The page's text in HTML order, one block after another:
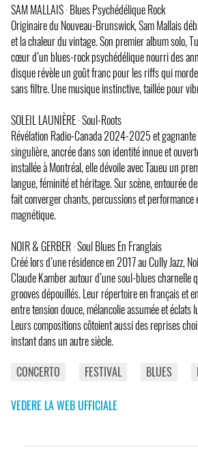
SAM MALLAIS · Blues Psychédélique Rock
Originaire du Nouveau-Brunswick, Sam Mallais
et la chaleur du vintage. Son premier album solo,
cœur d’un blues-rock psychédélique nourri des
disque révèle un goût franc pour les riffs qui
sans filtre. Une musique instinctive, taillée pour
SOLEIL LAUNIÈRE · Soul-Roots
Révélation Radio-Canada 2024-2025 et
singulière, ancrée dans son identité innue et
installée à Montréal, elle dévoile avec Taueu un
langue, féminité et héritage. Sur scène, entourée
fait converger chants, percussions et
magnétique.
NOIR & GERBER · Soul Blues En Franglais
Créé lors d’une résidence en 2017 au Cully Jazz,
Claude Kamber autour d’une soul-blues
grooves dépouillés. Leur répertoire en français et
entre tension douce, mélancolie assumée et éclats
Leurs compositions côtoient aussi des reprises
instant dans un autre siècle.
CONCERTO
FESTIVAL BLUES
VEDERE LA WEB UFFICIALE